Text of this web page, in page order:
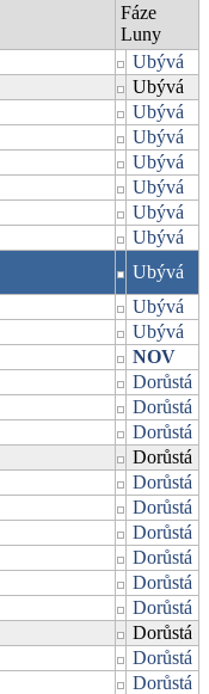
Fáze
Luny
Ubývá
Ubývá
Ubývá
Ubývá
Ubývá
Ubývá
Ubývá
Ubývá
Ubývá
Ubývá
Ubývá
NOV
Dorůstá
Dorůstá
Dorůstá
Dorůstá
Dorůstá
Dorůstá
Dorůstá
Dorůstá
Dorůstá
Dorůstá
Dorůstá
Dorůstá
Dorůstá